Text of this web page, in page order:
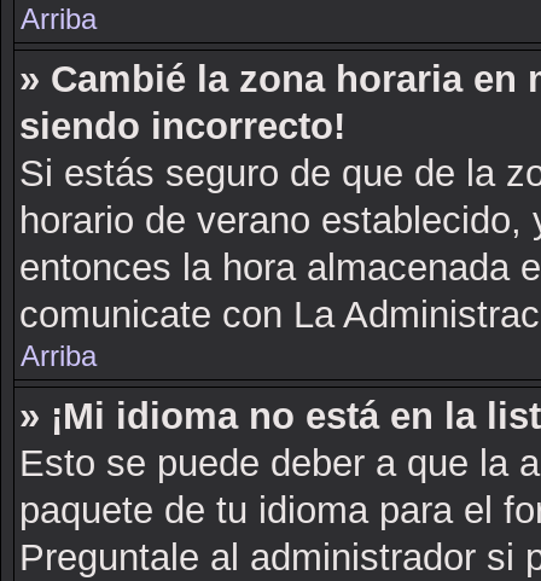
Arriba
» Cambié la zona horaria en
siendo incorrecto!
Si estás seguro de que de la
horario de verano
entonces la hora almacenada
comunicate con La
Arriba
» ¡Mi idioma no está en la
Esto se puede deber a que la
paquete de tu idioma para el
Preguntale al administrador si